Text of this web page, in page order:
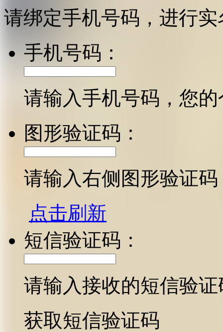
请绑定手机号码，进行
手机号码：
请输入手机号码，您
图形验证码：
请输入右侧图形验证码
点击刷新
短信验证码：
请输入接收的短信验证
获取短信验证码